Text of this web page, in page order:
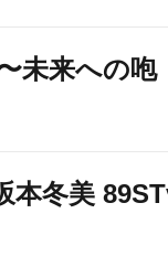
未来への咆
本冬美